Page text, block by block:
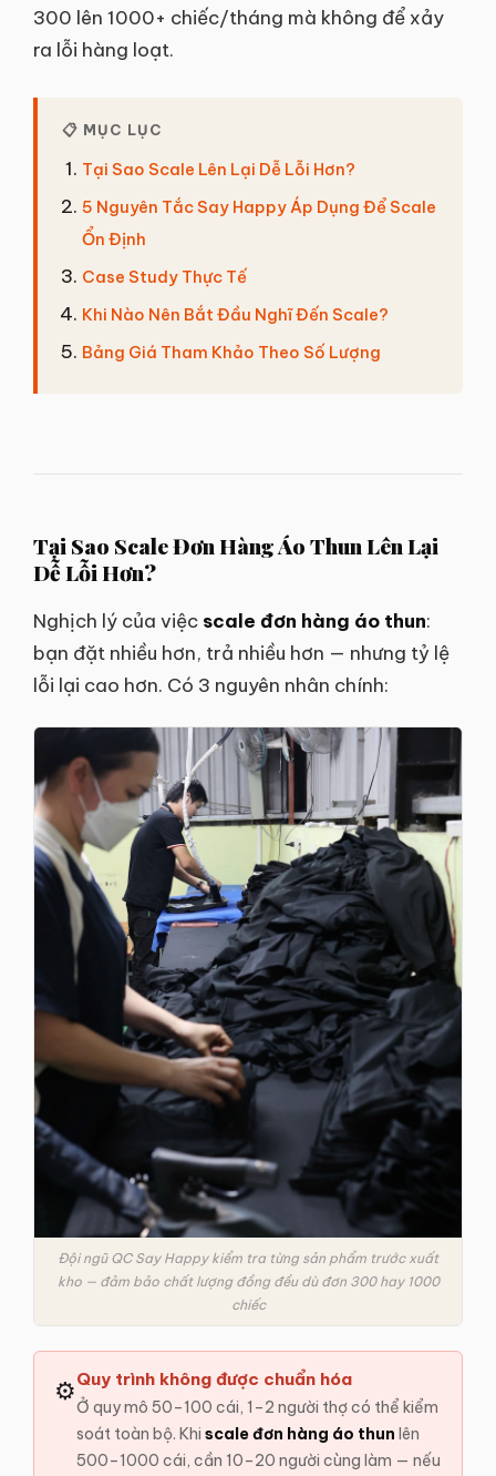
300 lên 1000+ chiếc/tháng mà không để xảy
ra lỗi hàng loạt.
📋 MỤC LỤC
Tại Sao Scale Lên Lại Dễ Lỗi Hơn?
5 Nguyên Tắc Say Happy Áp Dụng Để Scale
Ổn Định
Case Study Thực Tế
Khi Nào Nên Bắt Đầu Nghĩ Đến Scale?
Bảng Giá Tham Khảo Theo Số Lượng
Tại Sao Scale Đơn Hàng Áo Thun Lên Lại
Dễ Lỗi Hơn?
Nghịch lý của việc scale đơn hàng áo thun:
bạn đặt nhiều hơn, trả nhiều hơn — nhưng tỷ lệ
lỗi lại cao hơn. Có 3 nguyên nhân chính:
Đội ngũ QC Say Happy kiểm tra từng sản phẩm trước xuất
kho — đảm bảo chất lượng đồng đều dù đơn 300 hay 1000
chiếc
⚙️Quy trình không được chuẩn hóa
Ở quy mô 50–100 cái, 1–2 người thợ có thể kiểm
soát toàn bộ. Khi scale đơn hàng áo thun lên
500–1000 cái, cần 10–20 người cùng làm — nếu